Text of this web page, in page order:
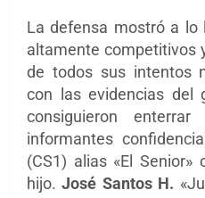
La defensa mostró a lo
altamente competitivos
de todos sus intentos
con las evidencias del
consiguieron
informantes
(CS1) alias «El Senior»
hijo.José Santos H.